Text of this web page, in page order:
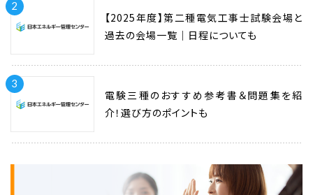
2
【2025年度】第二種電気工事士試験会場と
過去の会場一覧｜日程についても
3
電験三種のおすすめ参考書＆問題集を紹
介！選び方のポイントも